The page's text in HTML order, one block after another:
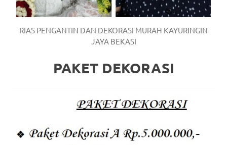
RIAS PENGANTIN DAN DEKORASI MURAH KAYURINGIN
JAYA BEKASI
PAKET DEKORASI